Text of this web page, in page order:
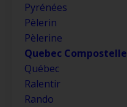
Pyrénées
Pèlerin
Pèlerine
Quebec Compostelle
Québec
Ralentir
Rando